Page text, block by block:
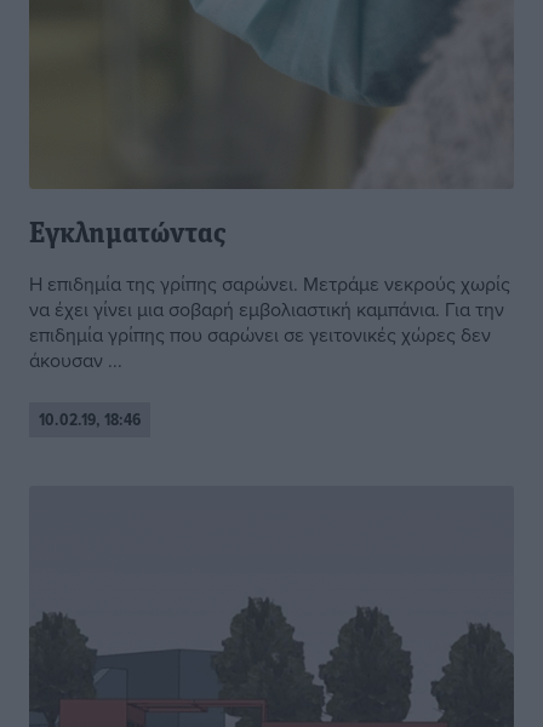
Εγκληματώντας
Η επιδημία της γρίπης σαρώνει. Μετράμε νεκρούς χωρίς
να έχει γίνει μια σοβαρή εμβολιαστική καμπάνια. Για την
επιδημία γρίπης που σαρώνει σε γειτονικές χώρες δεν
άκουσαν ...
10.02.19, 18:46